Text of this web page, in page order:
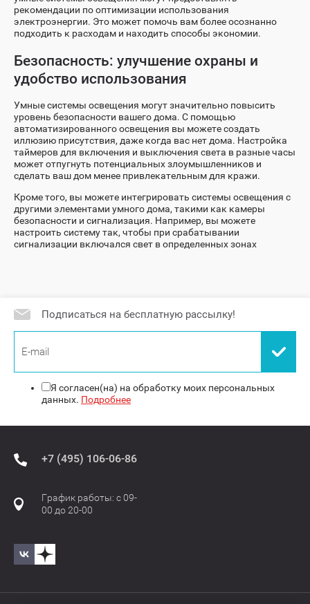
рекомендации по оптимизации использования
электроэнергии. Это может помочь вам более осознанно
подходить к расходам и находить способы экономии.
Безопасность: улучшение охраны и
удобство использования
Умные системы освещения могут значительно повысить
уровень безопасности вашего дома. С помощью
автоматизированного освещения вы можете создать
иллюзию присутствия, даже когда вас нет дома. Настройка
таймеров для включения и выключения света в разные часы
может отпугнуть потенциальных злоумышленников и
сделать ваш дом менее привлекательным для кражи.
Кроме того, вы можете интегрировать системы освещения с
другими элементами умного дома, такими как камеры
безопасности и сигнализация. Например, вы можете
настроить систему так, чтобы при срабатывании
сигнализации включался свет в определенных зонах
Подписаться на бесплатную рассылку!
Я согласен(на) на обработку моих персональных
данных. Подробнее
+7 (495) 106-06-86
График работы: с 09-
00 до 20-00